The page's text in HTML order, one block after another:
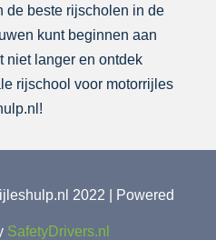
de beste rijscholen in de
kunt beginnen aan
niet langer en ontdek
rijschool voor motorrijles
2022 | Powered
SafetyDrivers.nl